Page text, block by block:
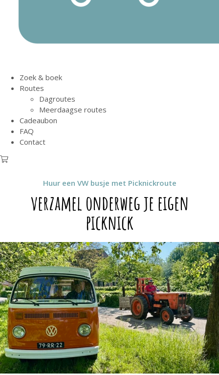
Zoek & boek
Routes
Dagroutes
Meerdaagse routes
Cadeaubon
FAQ
Contact
Huur een VW busje met Picknickroute
verzamel onderweg je eigen
picknick